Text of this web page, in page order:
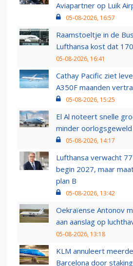
Aviapartner op Luik
05-08-2026, 16:57
Raamstoeltje in de
Lufthansa kost dat
05-08-2026, 16:41
Cathay Pacific ziet
A350F maanden
05-08-2026, 15:25
El Al noteert snelle
minder oorlogsgeweld
05-08-2026, 14:17
Lufthansa verwacht
begin 2027, maar
plan B
05-08-2026, 13:42
Oekraïense Antonov
aan aanslag op
05-08-2026, 13:18
KLM annuleert
Barcelona door staking